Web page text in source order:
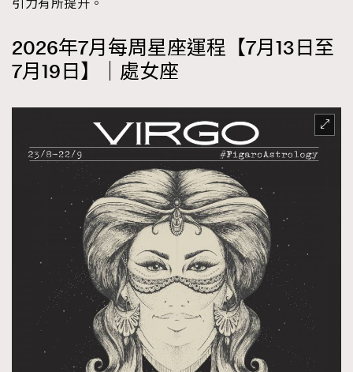
引力有所提升。
2026年7月每周星座運程【7月13日至
7月19日】｜處女座